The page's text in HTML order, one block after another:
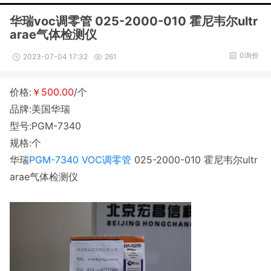
华瑞voc调零管 025-2000-010 霍尼韦尔ultr
arae气体检测仪
2023-07-04 17:32 261 0询价
价格: ￥500.00/个
品牌:美国华瑞
型号:PGM-7340
规格:个
华瑞PGM-7340 VOC调零管 025-2000-010 霍尼韦尔ultr
arae气体检测仪